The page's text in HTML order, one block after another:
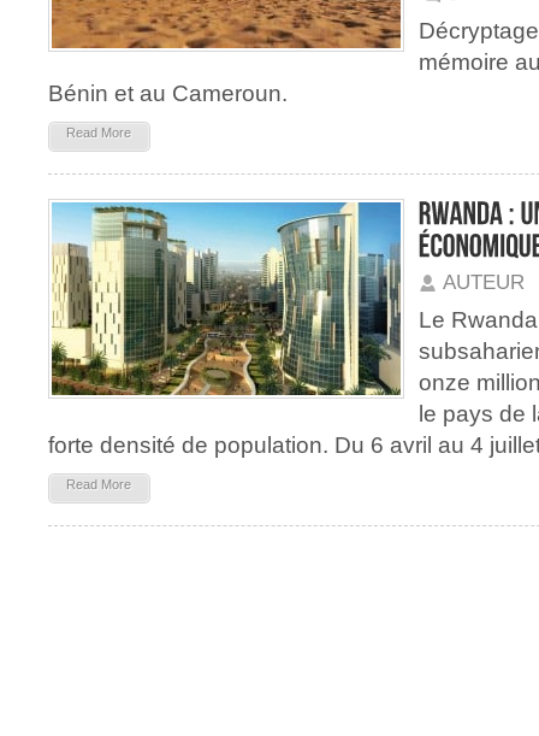
mémoire
Bénin et au Cameroun.
Read More
AUTEUR
Le
onze
le pays de
forte densité de population. Du 6 avril au 4
Read More